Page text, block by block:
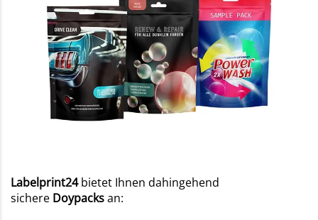
Labelprint24bietet Ihnen dahingehend
sichere Doypacksan: